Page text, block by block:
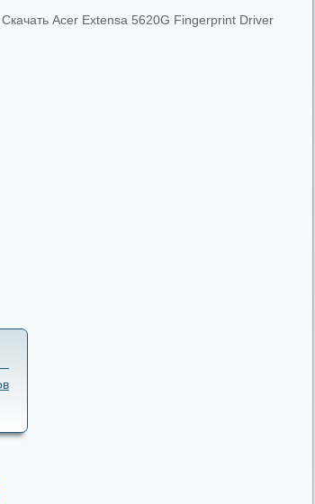
Acer Extensa 5620G Fingerprint Driver